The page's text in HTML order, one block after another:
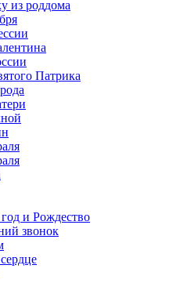
из роддома
Патрика
и Рождество
звонок